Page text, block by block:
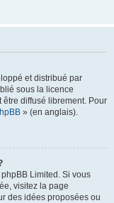
et distribué par
sous la licence
diffusé librement. Pour
» (en anglais).
Limited. Si vous
visitez la page
des idées proposées ou